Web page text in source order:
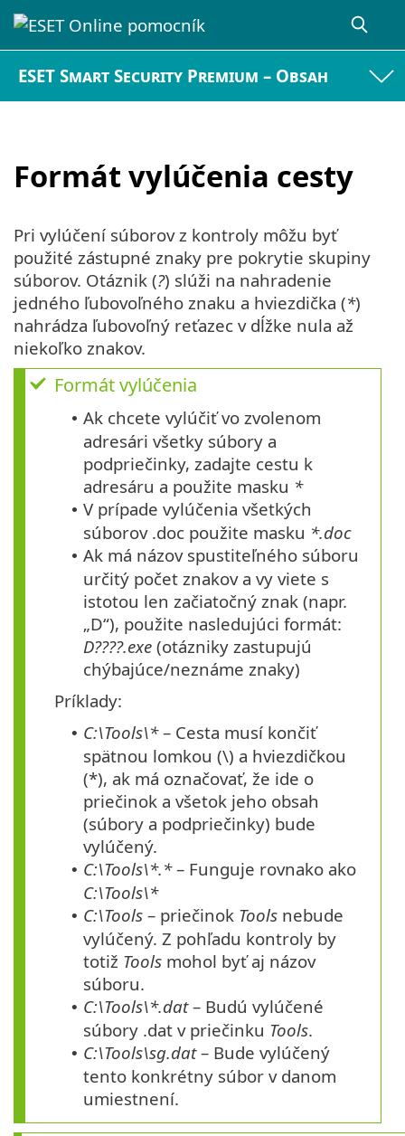
ESET Smart Security Premium – Obsah
Formát vylúčenia cesty
Pri vylúčení súborov z kontroly môžu byť
použité zástupné znaky pre pokrytie skupiny
súborov. Otáznik (?) slúži na nahradenie
jedného ľubovoľného znaku a hviezdička (*)
nahrádza ľubovoľný reťazec v dĺžke nula až
niekoľko znakov.
Formát vylúčenia
• Ak chcete vylúčiť vo zvolenom
adresári všetky súbory a
podpriečinky, zadajte cestu k
adresáru a použite masku *
• V prípade vylúčenia všetkých
súborov .doc použite masku *.doc
• Ak má názov spustiteľného súboru
určitý počet znakov a vy viete s
istotou len začiatočný znak (napr.
„D“), použite nasledujúci formát:
D????.exe (otázniky zastupujú
chýbajúce/neznáme znaky)
Príklady:
• C:\Tools\*– Cesta musí končiť
spätnou lomkou (\) a hviezdičkou
(*), ak má označovať, že ide o
priečinok a všetok jeho obsah
(súbory a podpriečinky) bude
vylúčený.
• C:\Tools\*.*– Funguje rovnako ako
C:\Tools\*
• C:\Tools – priečinok Tools nebude
vylúčený. Z pohľadu kontroly by
totiž Tools mohol byť aj názov
súboru.
• C:\Tools\*.dat– Budú vylúčené
súbory .dat v priečinku Tools.
• C:\Tools\sg.dat– Bude vylúčený
tento konkrétny súbor v danom
umiestnení.